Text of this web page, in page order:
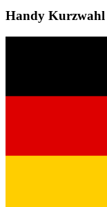
Handy Kurzwahl